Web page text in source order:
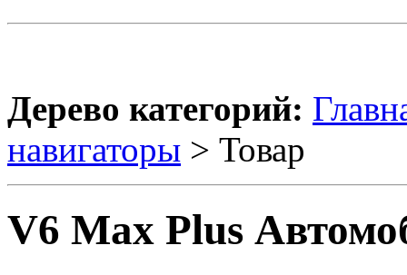
Дерево категорий:
навигаторы > Товар
V6 Max Plus